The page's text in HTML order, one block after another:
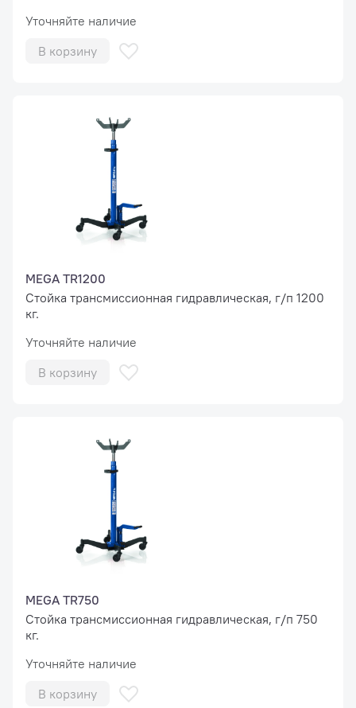
Уточняйте наличие
В корзину
MEGA TR1200
Стойка трансмиссионная гидравлическая, г/п 1200
кг.
Уточняйте наличие
В корзину
MEGA TR750
Стойка трансмиссионная гидравлическая, г/п 750
кг.
Уточняйте наличие
В корзину